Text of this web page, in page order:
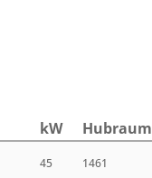
kW Hub­raum
45 1461